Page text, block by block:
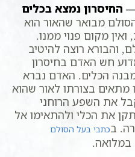
החיסרון נמצא בכלים
מבואר שהאור הוא
מקום פנוי ממנו.
והבורא רוצה להיטיב
חש האדם בחיסרון
הכלים. האדם נברא
מתאים בצורתו לאור שהוא
את השפע הרוחני
את הכלי ולהתאימו אל
בכתבי בעל הסולם
במלואה.